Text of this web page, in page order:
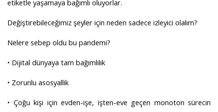
etiketle yaşamaya bağımlı oluyorlar.
Değiştirebileceğimiz şeyler için neden sadece izleyici olalım?
Nelere sebep oldu bu pandemi?
• Dijital dünyaya tam bağımlılık
• Zorunlu asosyallik
• Çoğu kişi için evden-işe, işten-eve geçen monoton sürecin